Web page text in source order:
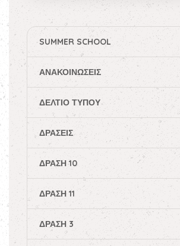
SUMMER SCHOOL
ΑΝΑΚΟΙΝΏΣΕΙΣ
ΔΕΛΤΊΟ ΤΎΠΟΥ
ΔΡΆΣΕΙΣ
ΔΡΆΣΗ 10
ΔΡΆΣΗ 11
ΔΡΆΣΗ 3